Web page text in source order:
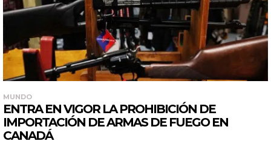
MUNDO
ENTRA EN VIGOR LA PROHIBICIÓN DE
IMPORTACIÓN DE ARMAS DE FUEGO EN
CANADÁ